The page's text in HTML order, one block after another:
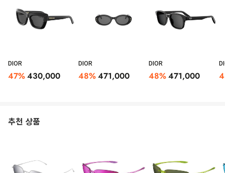
DIOR
47%430,000
DIOR
48%471,000
DIOR
48%471,000
추천 상품